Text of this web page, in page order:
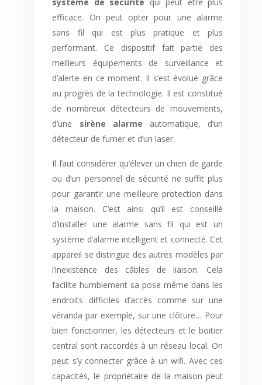
efficace. On peut opter pour une alarme
sans fil qui est plus pratique et plus
performant. Ce dispositif fait partie des
meilleurs équipements de surveillance et
d’alerte en ce moment. Il s’est évolué grâce
au progrès de la technologie. Il est constitué
de nombreux détecteurs de mouvements,
d’une sirène alarme automatique, d’un
détecteur de fumer et d’un laser.
Il faut considérer qu’élever un chien de garde
ou d’un personnel de sécurité ne suffit plus
pour garantir une meilleure protection dans
la maison. C’est ainsi qu’il est conseillé
d’installer une alarme sans fil qui est un
système d’alarme intelligent et connecté. Cet
appareil se distingue des autres modèles par
l’inexistence des câbles de liaison. Cela
facilite humblement sa pose même dans les
endroits difficiles d’accès comme sur une
véranda par exemple, sur une clôture… Pour
bien fonctionner, les détecteurs et le boitier
central sont raccordés à un réseau local. On
peut s’y connecter grâce à un wifi. Avec ces
capacités, le propriétaire de la maison peut